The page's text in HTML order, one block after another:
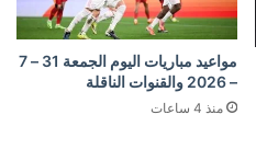
مواعيد مباريات اليوم الجمعة 31 – 7
– 2026 والقنوات الناقلة
منذ 4 ساعات